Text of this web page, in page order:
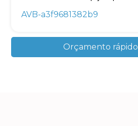
AVB-a3f9681382b9
Orçamento rápido